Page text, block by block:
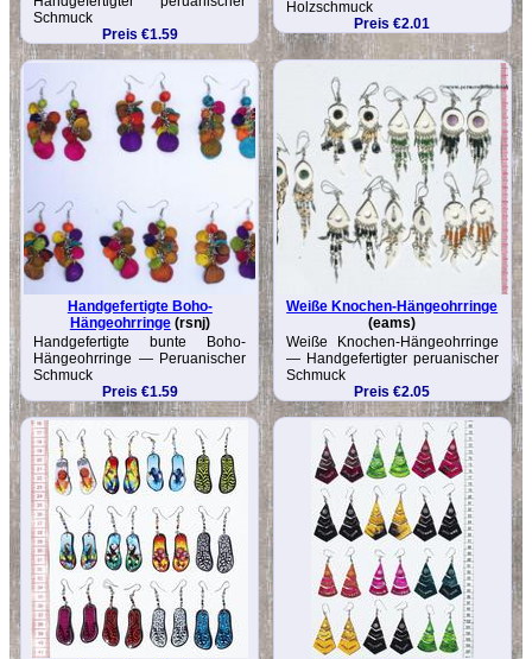
Schmuck
Preis €1.59
Holzschmuck
Preis €2.01
Handgefertigte Boho-
Hängeohrringe(rsnj)
Handgefertigte bunte Boho-
Hängeohrringe — Peruanischer
Schmuck
Preis €1.59
Weiße Knochen-Hängeohrringe
(eams)
Weiße Knochen-Hängeohrringe
— Handgefertigter peruanischer
Schmuck
Preis €2.05